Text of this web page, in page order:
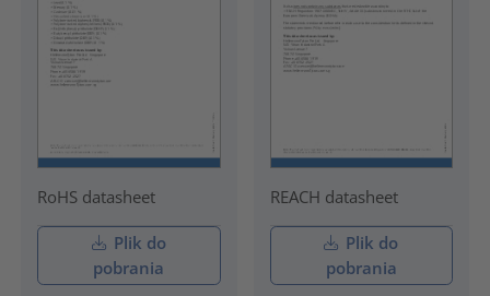
RoHS datasheet
Plik do
pobrania
REACH datasheet
Plik do
pobrania